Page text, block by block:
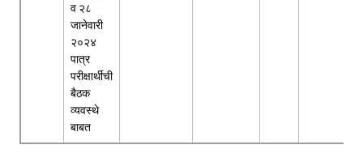
व २८
जानेवारी
२०२४
पात्र
परीक्षार्थीची
बैठक
व्यवस्थे
बाबत